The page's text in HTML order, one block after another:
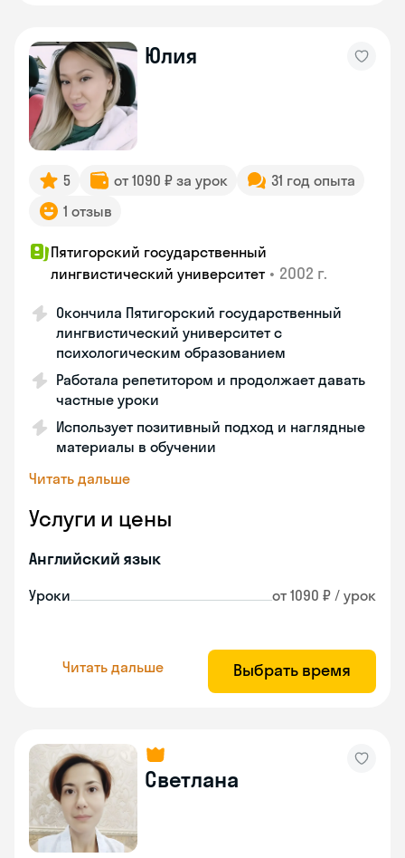
Юлия
5 от 1090 ₽ за урок
31 год опыта
1 отзыв
Пятигорский государственный
лингвистический университет • 2002 г.
Окончила Пятигорский государственный
лингвистический университет с
психологическим образованием
Работала репетитором и продолжает давать
частные уроки
Использует позитивный подход и наглядные
материалы в обучении
Читать дальше
Услуги и цены
Английский язык
Уроки от 1090 ₽ / урок
Читать дальше Выбрать время
Светлана